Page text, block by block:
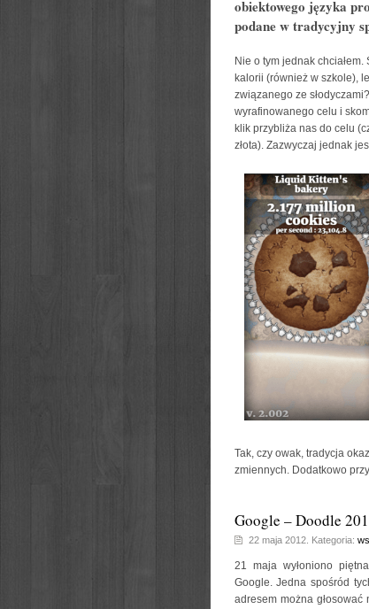
obiektowego języka
podane w tradycyjny
Nie o tym jednak
kalorii (również w szkole),
związanego ze
wyrafinowanego celu i
klik przybliża nas do celu
złota). Zazwyczaj jednak
Tak, czy owak, tradycja
zmiennych. Dodatkowo
Google – Doodle
22 maja 2012. Kategoria:
21 maja wyłoniono
Google. Jedna spośród
adresem można